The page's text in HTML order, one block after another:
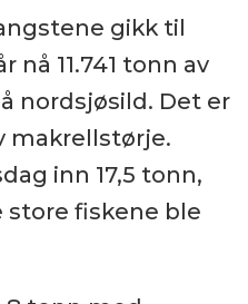
gikk til
nå 11.741 tonn av
nordsjøsild. Det er
makrellstørje.
inn 17,5 tonn,
store fiskene ble